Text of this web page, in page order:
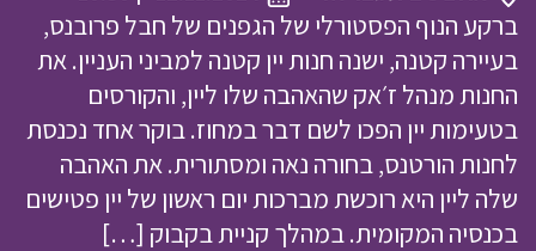
ברקע הנוף הפסטורלי של הגפנים של חבל פרובנס,
בעיירה קטנה, ישנה חנות יין קטנה למביני העניין. את
החנות מנהל ז׳אק שהאהבה שלו ליין, והקורסים
בטעימות יין הפכו לשם דבר במחוז. בוקר אחד נכנסת
לחנות הורטנס, בחורה נאה ומסתורית. את האהבה
שלה ליין היא רוכשת מברכות יום ראשון של יין פטישים
בכנסיה המקומית. במהלך קניית בקבוק […]